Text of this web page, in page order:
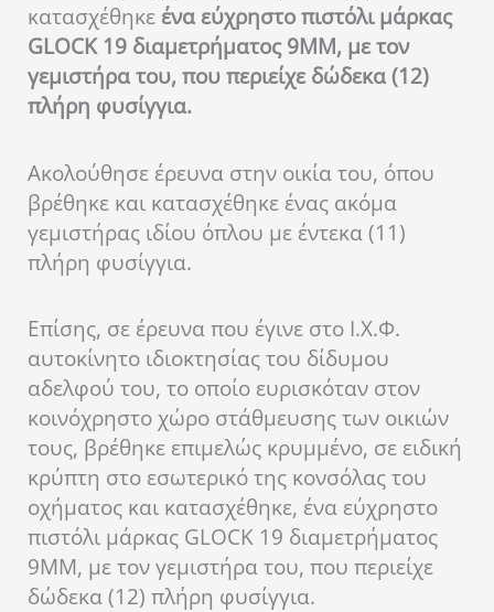
κατασχέθηκε ένα εύχρηστο πιστόλι μάρκας
GLOCK 19 διαμετρήματος 9MM, με τον
γεμιστήρα του, που περιείχε δώδεκα (12)
πλήρη φυσίγγια.
Ακολούθησε έρευνα στην οικία του, όπου
βρέθηκε και κατασχέθηκε ένας ακόμα
γεμιστήρας ιδίου όπλου με έντεκα (11)
πλήρη φυσίγγια.
Επίσης, σε έρευνα που έγινε στο Ι.Χ.Φ.
αυτοκίνητο ιδιοκτησίας του δίδυμου
αδελφού του, το οποίο ευρισκόταν στον
κοινόχρηστο χώρο στάθμευσης των οικιών
τους, βρέθηκε επιμελώς κρυμμένο, σε ειδική
κρύπτη στο εσωτερικό της κονσόλας του
οχήματος και κατασχέθηκε, ένα εύχρηστο
πιστόλι μάρκας GLOCK 19 διαμετρήματος
9MM, με τον γεμιστήρα του, που περιείχε
δώδεκα (12) πλήρη φυσίγγια.